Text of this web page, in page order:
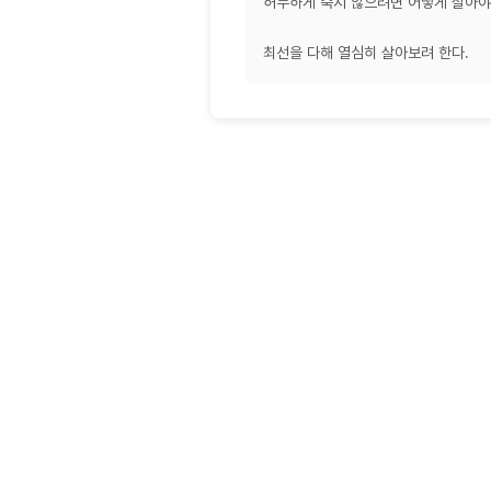
최선을 다해 열심히 살아보려 한다.